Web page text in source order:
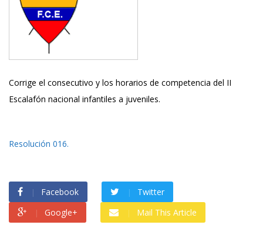
Corrige el consecutivo y los horarios de competencia del II
Escalafón nacional infantiles a juveniles.
Resolución 016.
Facebook
Twitter
Google+
Mail This Article